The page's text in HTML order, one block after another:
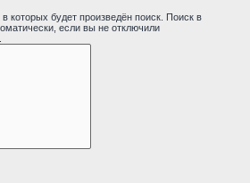
будет произведён поиск. Поиск в
если вы не отключили